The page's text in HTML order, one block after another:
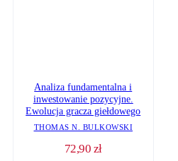
Analiza fundamentalna i
inwestowanie pozycyjne.
Ewolucja gracza giełdowego
THOMAS N. BULKOWSKI
72,90 zł